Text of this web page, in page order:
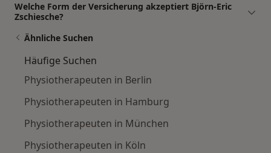
Welche Form der Versicherung akzeptiert Björn-Eric
Zschiesche?
Ähnliche Suchen
Häufige Suchen
Physiotherapeuten in Berlin
Physiotherapeuten in Hamburg
Physiotherapeuten in München
Physiotherapeuten in Köln